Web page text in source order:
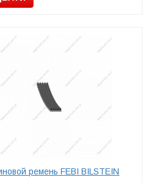
ремень FEBI BILSTEIN